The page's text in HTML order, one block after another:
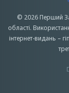
© 2026 Перший
області.
інтернет-видань –